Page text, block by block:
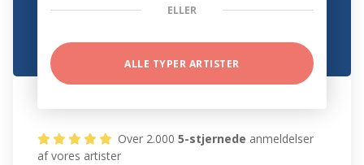
ELLER
ALLE TYPER ARTISTER
Over 2.0005-stjernede anmeldelser
af vores artister